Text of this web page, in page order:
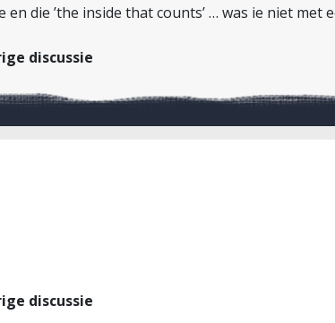
die ’the inside that counts’ … was ie niet met
discussie
discussie